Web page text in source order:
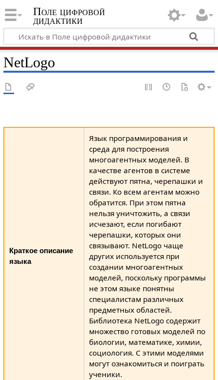
Поле цифровой
дидактики
NetLogo
Краткое описание
языка
Язык программирования и
среда для построения
многоагентных моделей. В
качестве агентов в системе
действуют пятна, черепашки и
связи. Ко всем агентам можно
обратится. При этом пятна
нельзя уничтожить, а связи
исчезают, если погибают
черепашки, которых они
связывают. NetLogo чаще
других используется при
создании многоагентных
моделей, поскольку программы
не этом языке понятны
специалистам различных
предметных областей.
Библиотека NetLogo содержит
множество готовых моделей по
биологии, математике, химии,
социология. С этими моделями
могут ознакомиться и поиграть
ученики.